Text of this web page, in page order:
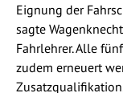
Eignung der
sagte
Fahrlehrer. Alle
zudem erneuert